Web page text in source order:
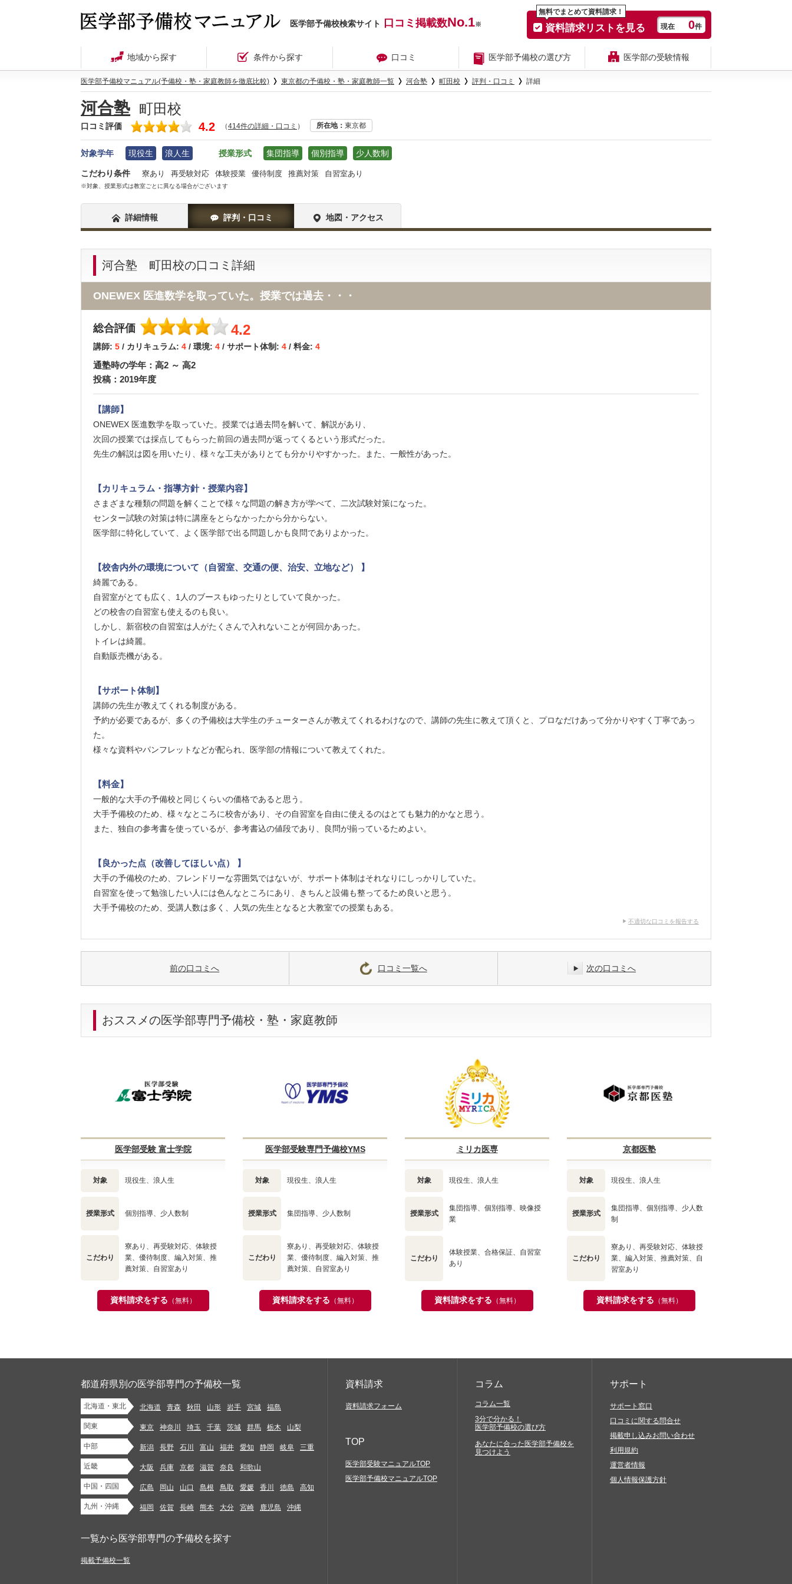
医学部予備校検索サイト 口コミ掲載数No.1※
無料でまとめて資料請求！
資料請求リストを見る 現在 0件
地域から探す 条件から探す 口コミ 医学部予備校の選び方 医学部の受験情報
医学部予備校マニュアル(予備校・塾・家庭教師を徹底比較) 東京都の予備校・塾・家庭教師一覧 河合塾 町田校 評判・口コミ 詳細
河合塾 町田校
口コミ評価 4.2 （414件の詳細・口コミ ） 所在地 東京都
対象学年 現役生 浪人生 授業形式 集団指導 個別指導 少人数制
こだわり条件 寮あり 再受験対応 体験授業 優待制度 推薦対策 自習室あり
※対象、授業形式は教室ごとに異なる場合がございます
詳細情報 評判・口コミ 地図・アクセス
河合塾 町田校の口コミ詳細
ONEWEX 医進数学を取っていた。授業では過去・・・
総合評価 4.2
講師: 5 / カリキュラム: 4 / 環境: 4 / サポート体制: 4 / 料金: 4
通塾時の学年：高2 ～ 高2
投稿：2019年度
【講師】
ONEWEX 医進数学を取っていた。授業では過去問を解いて、解説があり、
次回の授業では採点してもらった前回の過去問が返ってくるという形式だった。
先生の解説は図を用いたり、様々な工夫がありとても分かりやすかった。また、一般性があった。
【カリキュラム・指導方針・授業内容】
さまざまな種類の問題を解くことで様々な問題の解き方が学べて、二次試験対策になった。
センター試験の対策は特に講座をとらなかったから分からない。
医学部に特化していて、よく医学部で出る問題しかも良問でありよかった。
【校舎内外の環境について（自習室、交通の便、治安、立地など） 】
綺麗である。
自習室がとても広く、1人のブースもゆったりとしていて良かった。
どの校舎の自習室も使えるのも良い。
しかし、新宿校の自習室は人がたくさんで入れないことが何回かあった。
トイレは綺麗。
自動販売機がある。
【サポート体制】
講師の先生が教えてくれる制度がある。
予約が必要であるが、多くの予備校は大学生のチューターさんが教えてくれるわけなので、講師の先生に教えて頂くと、プロなだけあって分かりやすく丁寧であっ
た。
様々な資料やパンフレットなどが配られ、医学部の情報について教えてくれた。
【料金】
一般的な大手の予備校と同じくらいの価格であると思う。
大手予備校のため、様々なところに校舎があり、その自習室を自由に使えるのはとても魅力的かなと思う。
また、独自の参考書を使っているが、参考書込の値段であり、良問が揃っているためよい。
【良かった点（改善してほしい点） 】
大手の予備校のため、フレンドリーな雰囲気ではないが、サポート体制はそれなりにしっかりしていた。
自習室を使って勉強したい人には色んなところにあり、きちんと設備も整ってるため良いと思う。
大手予備校のため、受講人数は多く、人気の先生となると大教室での授業もある。
不適切な口コミを報告する
前の口コミへ 口コミ一覧へ 次の口コミへ
おススメの医学部専門予備校・塾・家庭教師
医学部受験 富士学院
対象 現役生、浪人生
授業形式 個別指導、少人数制
こだわり
寮あり、再受験対応、体験授
業、優待制度、編入対策、推
薦対策、自習室あり
資料請求をする （無料）
医学部受験専門予備校YMS
対象 現役生、浪人生
授業形式 集団指導、少人数制
こだわり
寮あり、再受験対応、体験授
業、優待制度、編入対策、推
薦対策、自習室あり
資料請求をする （無料）
ミリカ医専
対象 現役生、浪人生
授業形式
集団指導、個別指導、映像授
業
こだわり
体験授業、合格保証、自習室
あり
資料請求をする （無料）
京都医塾
対象 現役生、浪人生
授業形式
集団指導、個別指導、少人数
制
こだわり
寮あり、再受験対応、体験授
業、編入対策、推薦対策、自
習室あり
資料請求をする （無料）
都道府県別の医学部専門の予備校一覧
北海道・東北 北海道 青森 秋田 山形 岩手 宮城 福島
関東 東京 神奈川 埼玉 千葉 茨城 群馬 栃木 山梨
中部 新潟 長野 石川 富山 福井 愛知 静岡 岐阜 三重
近畿 大阪 兵庫 京都 滋賀 奈良 和歌山
中国・四国 広島 岡山 山口 島根 鳥取 愛媛 香川 徳島 高知
九州・沖縄 福岡 佐賀 長崎 熊本 大分 宮崎 鹿児島 沖縄
一覧から医学部専門の予備校を探す
掲載予備校一覧
資料請求
資料請求フォーム
TOP
医学部受験マニュアルTOP
医学部予備校マニュアルTOP
コラム
コラム一覧
3分で分かる！
医学部予備校の選び方
あなたに合った医学部予備校を
見つけよう
サポート
サポート窓口
口コミに関する問合せ
掲載申し込みお問い合わせ
利用規約
運営者情報
個人情報保護方針